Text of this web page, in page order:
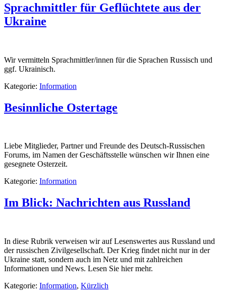
Sprachmittler für Geflüchtete aus der
Ukraine
Wir vermitteln Sprachmittler/innen für die Sprachen Russisch und
ggf. Ukrainisch.
Kategorie: Information
Besinnliche Ostertage
Liebe Mitglieder, Partner und Freunde des Deutsch-Russischen
Forums, im Namen der Geschäftsstelle wünschen wir Ihnen eine
gesegnete Osterzeit.
Kategorie: Information
Im Blick: Nachrichten aus Russland
In diese Rubrik verweisen wir auf Lesenswertes aus Russland und
der russischen Zivilgesellschaft. Der Krieg findet nicht nur in der
Ukraine statt, sondern auch im Netz und mit zahlreichen
Informationen und News. Lesen Sie hier mehr.
Kategorie: Information, Kürzlich